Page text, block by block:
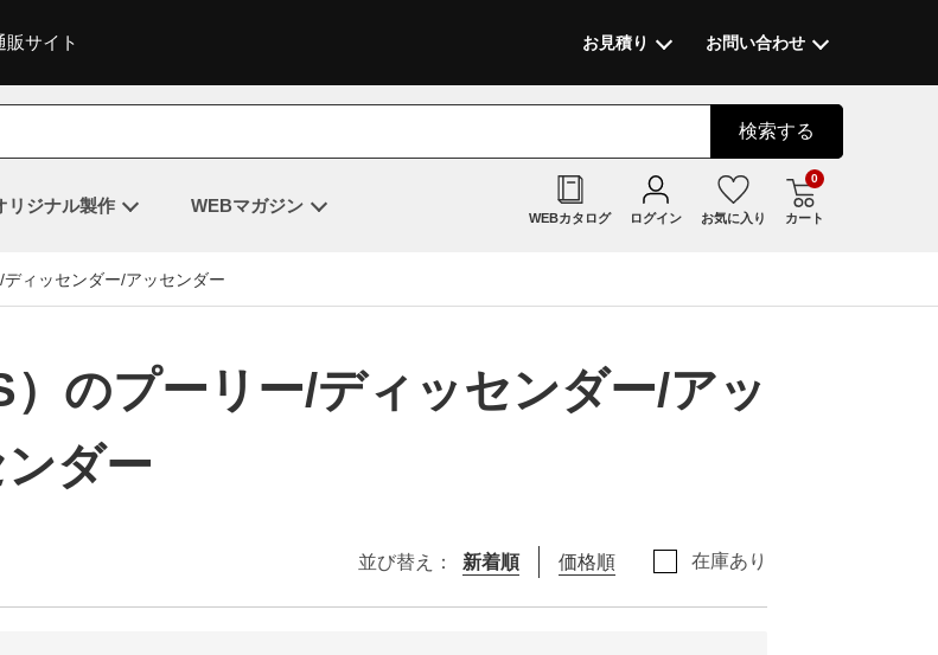
サイト お見積り お問い合わせ
検索する
リジナル製作 WEBマガジン
WEBカタログ ログイン お気に入り カート
0
ディッセンダー/アッセンダー
のプーリー/ディッセンダー/アッ
ダー
並び替え： 新着順 価格順 在庫あり